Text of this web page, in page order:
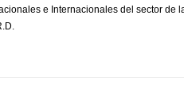
e Internacionales del sector de